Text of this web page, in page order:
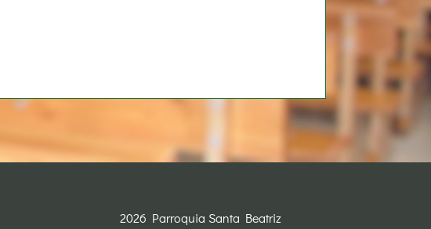
2026 Parroquia Santa Beatriz